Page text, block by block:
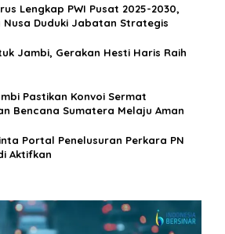
Lengkap PWI Pusat 2025-2030,
Nusa Duduki Jabatan Strategis
Jambi, Gerakan Hesti Haris Raih
Pastikan Konvoi Sermat
Bencana Sumatera Melaju Aman
Portal Penelusuran Perkara PN
Aktifkan